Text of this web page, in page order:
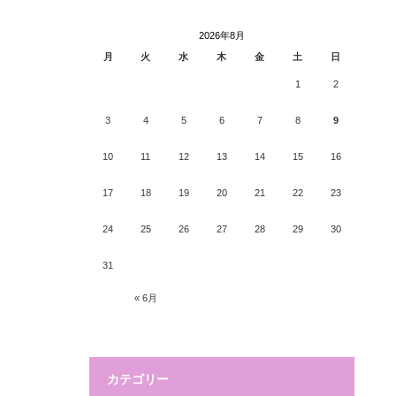
2026年8月
月
火 水 木 金 土 日
« 6月
1 2
3 4 5 6 7 8 9
10 11 12 13 14 15 16
17 18 19 20 21 22 23
24 25 26 27 28 29 30
31
カテゴリー